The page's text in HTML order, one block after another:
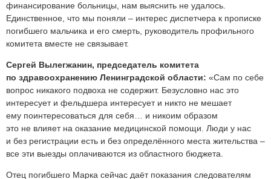
финансирование больницы, нам выяснить не удалось.
Единственное, что мы поняли – интерес диспетчера к прописке
погибшего мальчика и его смерть, руководитель профильного
комитета вместе не связывает.
Сергей Вылегжанин, председатель комитета
по здравоохранению Ленинградской области: «Сам по себе
вопрос никакого подвоха не содержит. Безусловно нас это
интересует и фельдшера интересует и никто не мешает
ему поинтересоваться для себя… и никоим образом
это не влияет на оказание медицинской помощи. Люди у нас
и без регистрации есть и без определённого места жительства –
все эти выезды оплачиваются из областного бюджета.
Отец погибшего Марка сейчас даёт показания следователям